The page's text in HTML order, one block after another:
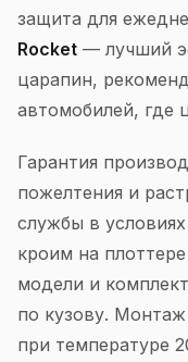
защита для
Rocket — лучший
царапин,
автомобилей, где
Гарантия
пожелтения и
службы в
кроим на
модели и
по кузову.
при температуре